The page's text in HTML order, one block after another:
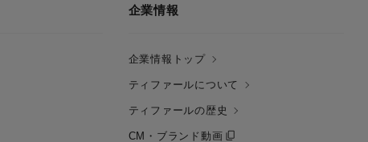
企業情報
企業情報トップ
ティファールについて
ティファールの歴史
CM・ブランド動画